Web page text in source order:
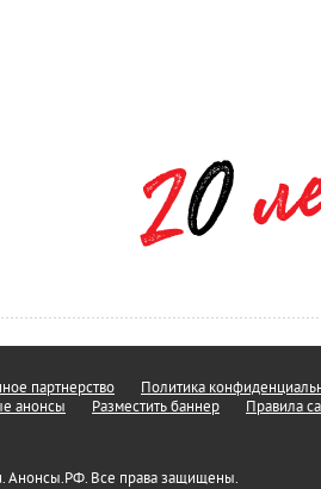
партнерство
Политика
анонсы Разместить баннер Правила
Анонсы.РФ. Все права защищены.